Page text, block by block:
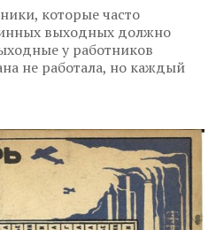
которые часто
выходных должно
у работников
не работала, но каждый